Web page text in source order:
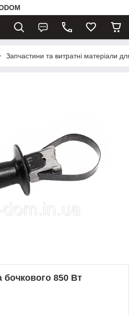
Запчастини та витратні матеріали
850 Вт